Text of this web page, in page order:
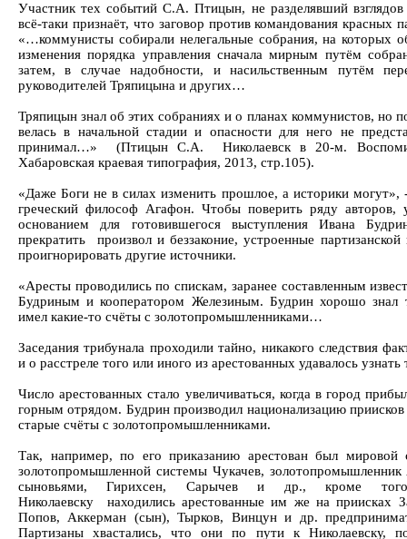
Участник тех событий С.А. Птицын, не разделявший
всё-таки признаёт, что заговор против командования красных
«…коммунисты собирали нелегальные собрания, на которых
изменения порядка управления сначала мирным путём
затем, в случае надобности, и насильственным путём
руководителей Тряпицына и других…
Тряпицын знал об этих собраниях и о планах коммунистов, но
велась в начальной стадии и опасности для него не
принимал…» (Птицын С.А. Николаевск в 20-м.
Хабаровская краевая типография, 2013, стр.105).
«Даже Боги не в силах изменить прошлое, а историки могут»,
греческий философ Агафон. Чтобы поверить ряду авторов,
основанием для готовившегося выступления Ивана
прекратить произвол и беззаконие, устроенные
проигнорировать другие источники.
«Аресты проводились по спискам, заранее составленным
Будриным и кооператором Железиным. Будрин хорошо знал
имел какие-то счёты с золотопромышленниками…
Заседания трибунала проходили тайно, никакого следствия
и о расстреле того или иного из арестованных удавалось
Число арестованных стало увеличиваться, когда в город
горным отрядом. Будрин производил национализацию
старые счёты с золотопромышленниками.
Так, например, по его приказанию арестован был мировой
золотопромышленной системы Чукачев,
сыновьями, Гирихсен, Сарычев и др., кроме
Николаевску находились арестованные им же на приисках
Попов, Аккерман (сын), Тырков, Винцун и др.
Партизаны хвастались, что они по пути к Николаевску,